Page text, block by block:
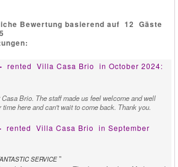
Bewertung basierend auf 12 Gäste
5
rented Villa Casa Brio in October 2024:
Brio. The staff made us feel welcome and well
here and can't wait to come back. Thank you.
rented Villa Casa Brio in September
SERVICE "